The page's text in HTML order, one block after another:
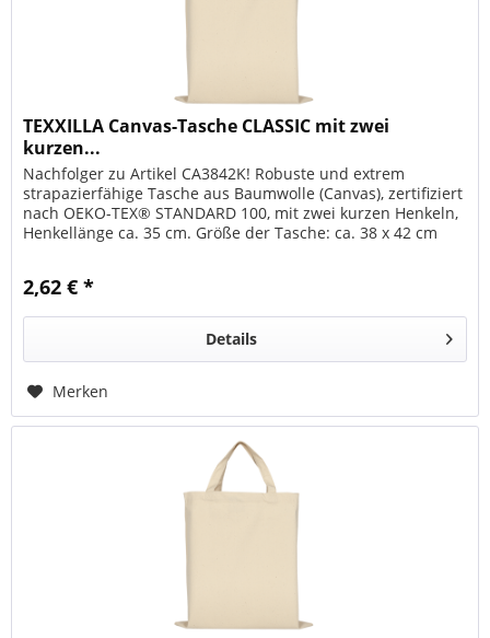
TEXXILLA Canvas-Tasche CLASSIC mit zwei
kurzen...
Nachfolger zu Artikel CA3842K! Robuste und extrem
strapazierfähige Tasche aus Baumwolle (Canvas), zertifiziert
nach OEKO-TEX® STANDARD 100, mit zwei kurzen Henkeln,
Henkellänge ca. 35 cm. Größe der Tasche: ca. 38 x 42 cm
2,62 € *
Details
Merken